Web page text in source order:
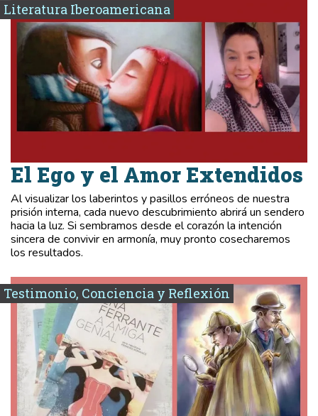
Literatura Iberoamericana
El Ego y el Amor Extendidos
Al visualizar los laberintos y pasillos erróneos de nuestra
prisión interna, cada nuevo descubrimiento abrirá un sendero
hacia la luz. Si sembramos desde el corazón la intención
sincera de convivir en armonía, muy pronto cosecharemos
los resultados.
Testimonio, Conciencia y Reflexión